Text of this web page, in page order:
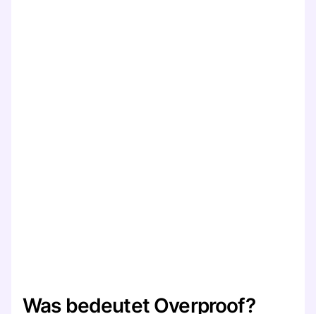
Was bedeutet Overproof?